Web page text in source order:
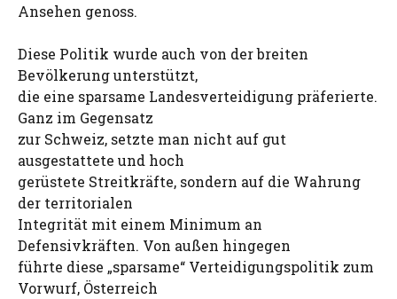
Ansehen genoss.
Diese Politik wurde auch von der breiten
Bevölkerung unterstützt,
die eine sparsame Landesverteidigung präferierte.
Ganz im Gegensatz
zur Schweiz, setzte man nicht auf gut
ausgestattete und hoch
gerüstete Streitkräfte, sondern auf die Wahrung
der territorialen
Integrität mit einem Minimum an
Defensivkräften. Von außen hingegen
führte diese „sparsame“ Verteidigungspolitik zum
Vorwurf, Österreich